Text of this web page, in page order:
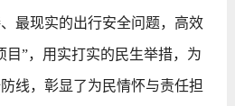
最现实的出行安全问题，高效
目”，用实打实的民生举措，为
线，彰显了为民情怀与责任担